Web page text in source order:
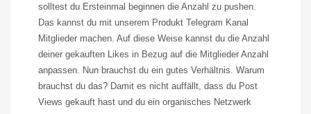
solltest du Ersteinmal beginnen die Anzahl zu pushen.
Das kannst du mit unserem Produkt Telegram Kanal
Mitglieder machen. Auf diese Weise kannst du die Anzahl
deiner gekauften Likes in Bezug auf die Mitglieder Anzahl
anpassen. Nun brauchst du ein gutes Verhältnis. Warum
brauchst du das? Damit es nicht auffällt, dass du Post
Views gekauft hast und du ein organisches Netzwerk